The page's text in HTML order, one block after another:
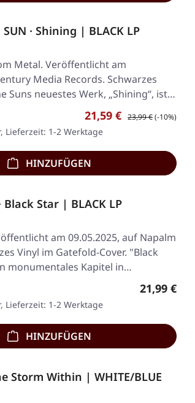
SUN · Shining | BLACK LP
Metal. Veröffentlicht am
Media Records. Schwarzes
Suns neuestes Werk, „Shining“, ist
Verkaufspreis:
21,59 € Regulärer Preis:
23,99 €(-10%)
Lieferzeit: 1-2 Werktage
HINZUFÜGEN
Black Star | BLACK LP
am 09.05.2025, auf Napalm
Vinyl im Gatefold-Cover. "Black
monumentales Kapitel in…
Regulärer
21,99 €
Lieferzeit: 1-2 Werktage
HINZUFÜGEN
Storm Within | WHITE/BLUE